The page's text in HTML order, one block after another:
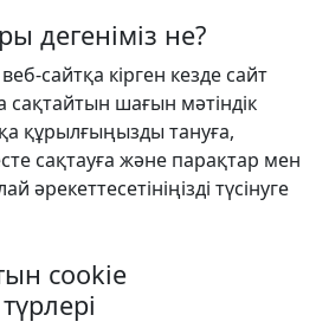
дегеніміз не?
сайтқа кірген кезде сайт
сақтайтын шағын мәтіндік
құрылғыңызды тануға,
сақтауға және парақтар мен
әрекеттесетініңізді түсінуге
cookie